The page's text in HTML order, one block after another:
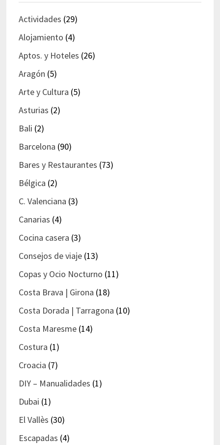
Actividades (29)
Alojamiento (4)
Aptos. y Hoteles (26)
Aragón (5)
Arte y Cultura (5)
Asturias (2)
Bali (2)
Barcelona (90)
Bares y Restaurantes (73)
Bélgica (2)
C. Valenciana (3)
Canarias (4)
Cocina casera (3)
Consejos de viaje(13)
Copas y Ocio Nocturno (11)
Costa Brava | Girona (18)
Costa Dorada | Tarragona (10)
Costa Maresme(14)
Costura (1)
Croacia (7)
DIY – Manualidades (1)
Dubai (1)
El Vallès (30)
Escapadas (4)